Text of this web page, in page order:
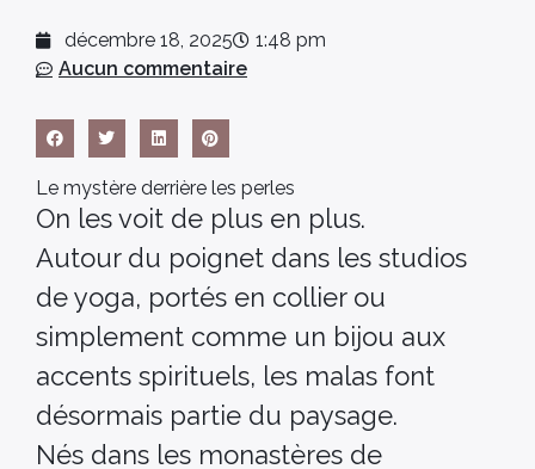
décembre 18, 2025
1:48 pm
Aucun commentaire
Le mystère derrière les perles
On les voit de plus en plus.
Autour du poignet dans les studios
de yoga, portés en collier ou
simplement comme un bijou aux
accents spirituels, les malas font
désormais partie du paysage.
Nés dans les monastères de